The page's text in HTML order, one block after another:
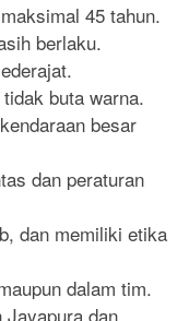
45 tahun.
berlaku.
buta warna.
besar
dan peraturan
dan memiliki etika
dalam tim.
Jayapura dan